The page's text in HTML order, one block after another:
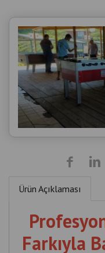
Ürün Açıklaması
Farkıyla